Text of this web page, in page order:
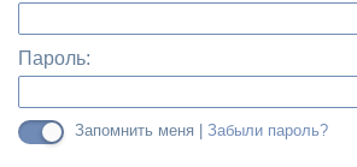
Пароль:
Запомнить меня | Забыли пароль?